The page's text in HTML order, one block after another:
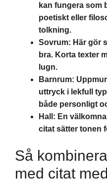
kan fungera som
poetiskt eller
tolkning.
Sovrum: Här gör
bra. Korta texter
lugn.
Barnrum:
uttryck i lekfull
både personligt
Hall: En
citat sätter tonen
Så
med citat